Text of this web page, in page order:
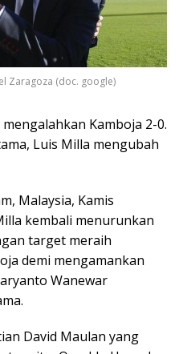
Zaragoza (doc. google)
Kamboja 2-0.
Luis Milla mengubah
Malaysia, Kamis
kembali menurunkan
target meraih
demi mengamankan
Wanewar
David Maulan yang